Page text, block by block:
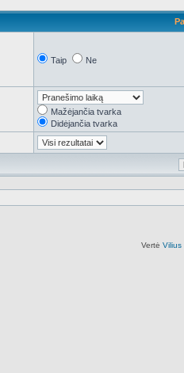
Taip Ne
Mažėjančia tvarka
Didėjančia tvarka
Vertė Vilius